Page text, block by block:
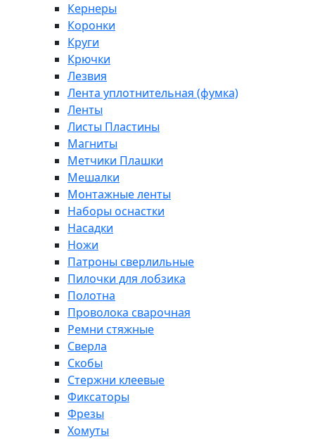
Кернеры
Коронки
Круги
Крючки
Лезвия
Лента уплотнительная (фумка)
Ленты
Листы Пластины
Магниты
Метчики Плашки
Мешалки
Монтажные ленты
Наборы оснастки
Насадки
Ножи
Патроны сверлильные
Пилочки для лобзика
Полотна
Проволока сварочная
Ремни стяжные
Сверла
Скобы
Стержни клеевые
Фиксаторы
Фрезы
Хомуты